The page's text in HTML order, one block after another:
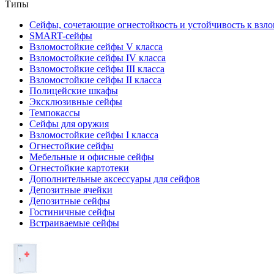
Типы
Сейфы, сочетающие огнестойкость и устойчивость к
SMART-сейфы
Взломостойкие сейфы V класса
Взломостойкие сейфы IV класса
Взломостойкие сейфы III класса
Взломостойкие сейфы II класса
Полицейские шкафы
Эксклюзивные сейфы
Темпокассы
Сейфы для оружия
Взломостойкие сейфы I класса
Огнестойкие сейфы
Мебельные и офисные сейфы
Огнестойкие картотеки
Дополнительные аксессуары для сейфов
Депозитные ячейки
Депозитные сейфы
Гостиничные сейфы
Встраиваемые сейфы